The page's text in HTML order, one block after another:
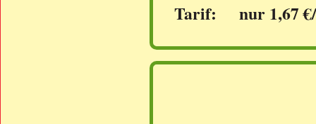
Tarif: nur 1,67